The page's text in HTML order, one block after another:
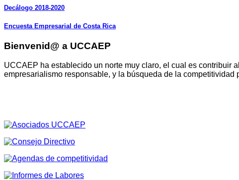
Decálogo 2018-2020
Encuesta Empresarial de Costa Rica
Bienvenid@ a UCCAEP
UCCAEP ha establecido un norte muy claro, el cual es contribuir
empresarialismo responsable, y la búsqueda de la competitividad